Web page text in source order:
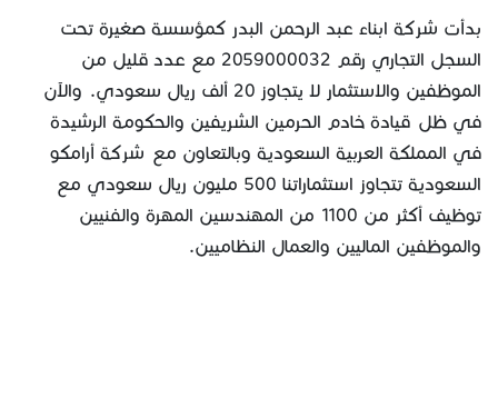
بدأت شركة ابناء عبد الرحمن البدر كمؤسسة صغيرة تحت
السجل التجاري رقم 2059000032 مع عدد قليل من
الموظفين والاستثمار لا يتجاوز 20 ألف ريال سعودي. والآن
في ظل قيادة خادم الحرمين الشريفين والحكومة الرشيدة
في المملكة العربية السعودية وبالتعاون مع شركة أرامكو
السعودية تتجاوز استثماراتنا 500 مليون ريال سعودي مع
توظيف أكثر من 1100 من المهندسين المهرة والفنيين
والموظفين الماليين والعمال النظاميين.